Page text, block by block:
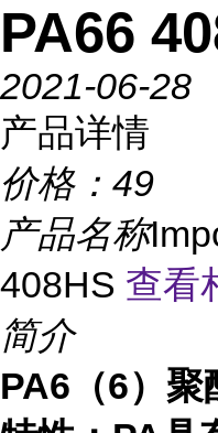
PA66
2021-06-28
产品详情
价格： 49
产品名称
408HS 查看
简介
PA6（6）聚